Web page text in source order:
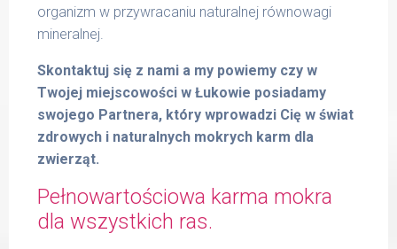
Kontakt
organizm w przywracaniu naturalnej równowagi
mineralnej.
Skontaktuj się z nami a my powiemy czy w
Twojej miejscowości w Łukowie posiadamy
swojego Partnera, który wprowadzi Cię w świat
zdrowych i naturalnych mokrych karm dla
zwierząt.
Pełnowartościowa karma mokra
dla wszystkich ras.